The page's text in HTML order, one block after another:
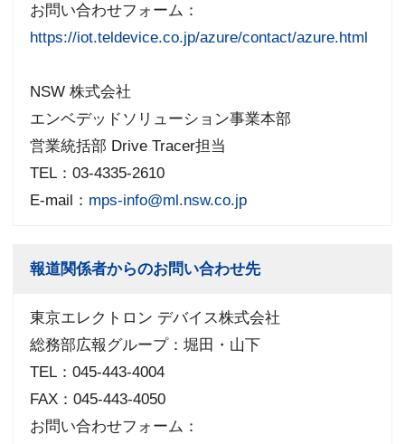
お問い合わせフォーム：
https://iot.teldevice.co.jp/azure/contact/azure.html
NSW 株式会社
エンベデッドソリューション事業本部
営業統括部 Drive Tracer担当
TEL：03-4335-2610
E-mail： mps-info@ml.nsw.co.jp
報道関係者からのお問い合わせ先
東京エレクトロン デバイス株式会社
総務部広報グループ：堀田・山下
TEL：045-443-4004
FAX：045-443-4050
お問い合わせフォーム：